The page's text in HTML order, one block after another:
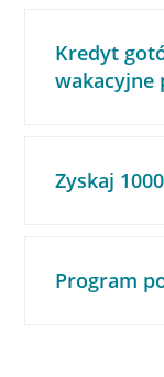
Kredyt
wakacyjne
Zyskaj
Program